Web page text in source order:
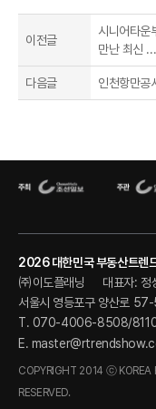
이전글
시니어타운
만난 최신 ...
다음글 인천항만공
2026 대한민국 부동산트렌
㈜이도플래닝
대표자: 정
서울시 영등포구 양산로
T. 070-4006-8508/
E.
COPYRIGHT 2014 ⓒ KOREA
RESERVED.